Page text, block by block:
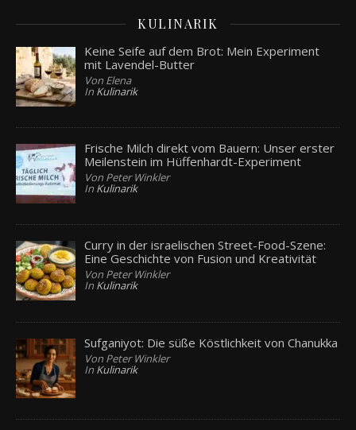
KULINARIK
Keine Seife auf dem Brot: Mein Experiment
mit Lavendel-Butter
Von Elena
In Kulinarik
Frische Milch direkt vom Bauern: Unser erster
Meilenstein im Hüffenhardt-Experiment
Von Peter Winkler
In Kulinarik
Curry in der israelischen Street-Food-Szene:
Eine Geschichte von Fusion und Kreativität
Von Peter Winkler
In Kulinarik
Sufganiyot: Die süße Köstlichkeit von Chanukka
Von Peter Winkler
In Kulinarik